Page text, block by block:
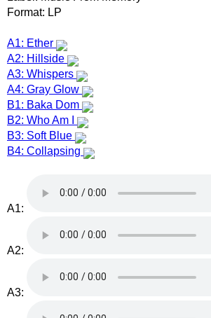
Format: LP
A1: Ether
A2: Hillside
A3: Whispers
A4: Gray Glow
B1: Baka Dom
B2: Who Am I
B3: Soft Blue
B4: Collapsing
A1:
A2:
A3: